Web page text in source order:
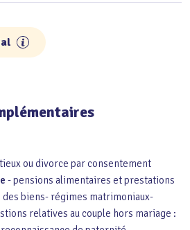
ou divorce par consentement
- pensions alimentaires et prestations
biens- régimes matrimoniaux-
relatives au couple hors mariage :